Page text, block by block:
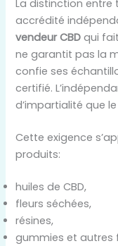
La distinction
accrédité
vendeur CBD qui
ne garantit pas la
confie ses
certifié.
d’impartialité que
Cette exigence
produits:
huiles de CBD,
fleurs séchées,
résines,
gummies et autres